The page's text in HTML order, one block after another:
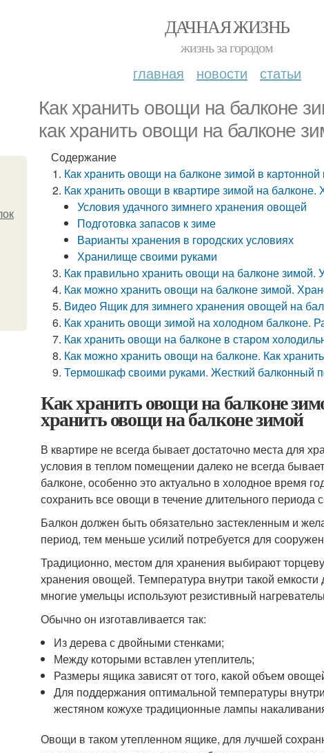
ДАЧНАЯ ЖИЗНЬ
жизнь за городом
главная новости статьи
Как хранить овощи на балконе
как хранить овощи на балконе
Содержание
Как хранить овощи на балконе зимой в
Как хранить овощи в квартире зимой на
Условия удачного зимнего хранения овощей
Подготовка запасов к зиме
Варианты хранения в городских условиях
Хранилище своими руками
Как правильно хранить овощи на балконе зимой.
Как можно хранить овощи на балконе зимой.
Видео Ящик для зимнего хранения овощей на
Как хранить овощи зимой на холодном балконе.
Как хранить овощи на балконе в старом
Как можно хранить овощи на балконе. Как
Термошкаф своими руками. Жесткий балконный
Как хранить овощи на балконе
хранить овощи на балконе зимой
В квартире не всегда бывает достаточно места для
условия в теплом помещении далеко не всегда
балконе, особенно это актуально в холодное время
сохранить все овощи в течение длительного периода
Балкон должен быть обязательно застекленным и
период, тем меньше усилий потребуется для
Традиционно, местом для хранения выбирают
хранения овощей. Температура внутри такой
многие умельцы используют резистивный
Обычно он изготавливается так:
Из дерева с двойными стенками;
Между которыми вставлен утеплитель;
Размеры ящика зависят от того, какой объем
Для поддержания оптимальной температуры
жестяном кожухе традиционные лампы
Овощи в таком утепленном ящике, для лучшей